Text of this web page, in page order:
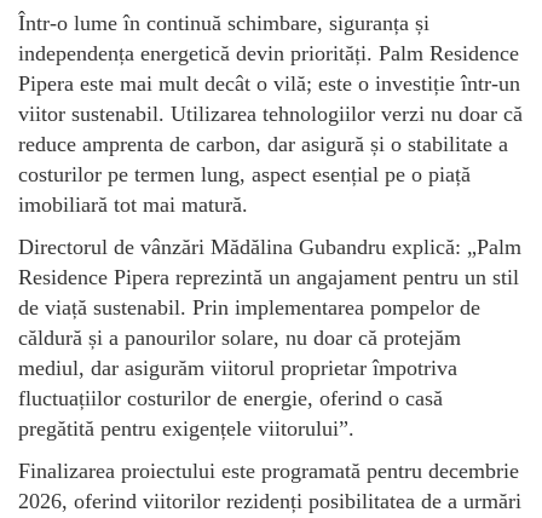
Într-o lume în continuă schimbare, siguranța și
independența energetică devin priorități. Palm Residence
Pipera este mai mult decât o vilă; este o investiție într-un
viitor sustenabil. Utilizarea tehnologiilor verzi nu doar că
reduce amprenta de carbon, dar asigură și o stabilitate a
costurilor pe termen lung, aspect esențial pe o piață
imobiliară tot mai matură.
Directorul de vânzări Mădălina Gubandru explică: „Palm
Residence Pipera reprezintă un angajament pentru un stil
de viață sustenabil. Prin implementarea pompelor de
căldură și a panourilor solare, nu doar că protejăm
mediul, dar asigurăm viitorul proprietar împotriva
fluctuațiilor costurilor de energie, oferind o casă
pregătită pentru exigențele viitorului”.
Finalizarea proiectului este programată pentru decembrie
2026, oferind viitorilor rezidenți posibilitatea de a urmări